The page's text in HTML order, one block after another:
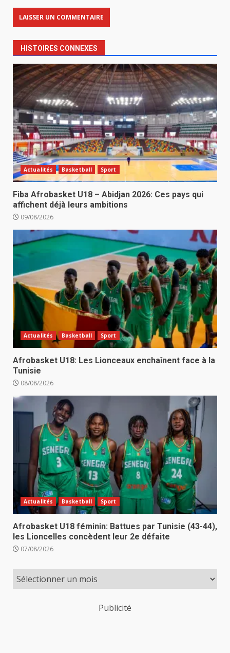
HISTOIRES CONNEXES
Actualités Basketball Sport
Fiba Afrobasket U18 – Abidjan 2026: Ces pays qui
affichent déjà leurs ambitions
09/08/2026
Actualités Basketball Sport
Afrobasket U18: Les Lionceaux enchaînent face à la
Tunisie
08/08/2026
Actualités Basketball Sport
Afrobasket U18 féminin: Battues par Tunisie (43-44),
les Lioncelles concèdent leur 2e défaite
07/08/2026
Publicité